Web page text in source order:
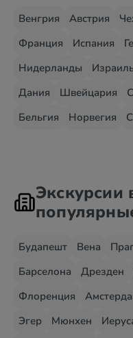
Венгрия Австрия
Франция
Испания
Нидерланды
Дания
Швейцария
Бельгия
Норвегия
Экскурсии
Будапешт Вена
Барселона
Дрезден
Флоренция
Эгер
Мюнхен